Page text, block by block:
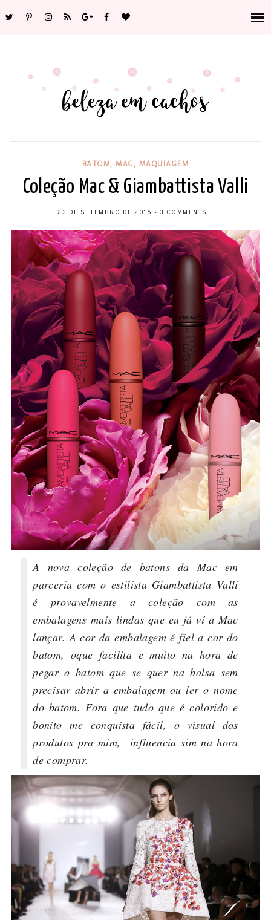
BATOM,MAC, MAQUIAGEM
Coleção Mac & Giambattista Valli
23 DE SETEMBRO DE 2015 - 3 COMMENTS
A nova coleção de batons da Mac em
parceria com o estilista Giambattista Valli
é provavelmente a coleção com as
embalagens mais lindas que eu já ví a Mac
lançar. A cor da embalagem é fiel a cor do
batom, oque facilita e muito na hora de
pegar o batom que se quer na bolsa sem
precisar abrir a embalagem ou ler o nome
do batom. Fora que tudo que é colorido e
bonito me conquista fácil, o visual dos
produtos pra mim, influencia sim na hora
de comprar.